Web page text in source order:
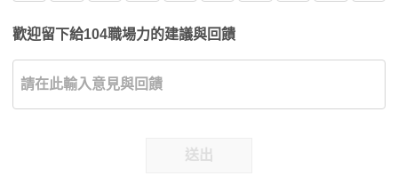
歡迎留下給104職場力的建議與回饋
送出